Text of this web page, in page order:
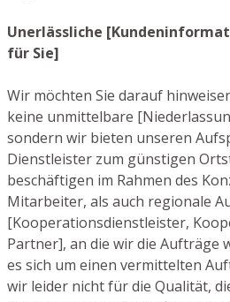
Unerlässliche
für Sie]
Wir möchten Sie darauf
keine unmittelbare
sondern wir bieten unseren
Dienstleister zum günstigen
beschäftigen im Rahmen des
Mitarbeiter, als auch regionale
[Kooperationsdienstleister,
Partner], an die wir die Aufträge
es sich um einen vermittelten
wir leider nicht für die Qualität,